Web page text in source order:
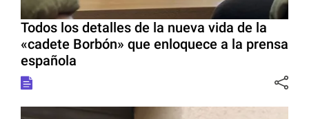
Todos los detalles de la nueva vida de la
«cadete Borbón» que enloquece a la prensa
española